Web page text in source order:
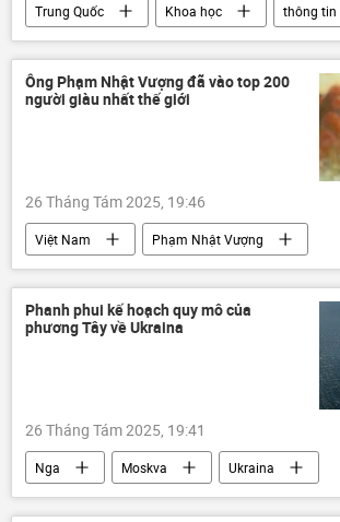
Trung Quốc Khoa học
thông tin
Thế giới
vũ trụ
Mặt trời
Trái Đất
Ông Phạm Nhật Vượng đã vào top 200
người giàu nhất thế giới
26 Tháng Tám 2025, 19:46
Việt Nam
Phạm Nhật Vượng
Kinh doanh
Vincom
Vinhomes
Vingroup
Vietcombank
tài sản
Kinh tế
tỷ phú
Phanh phui kế hoạch quy mô của
phương Tây về Ukraina
26 Tháng Tám 2025, 19:41
Nga Moskva
Ukraina
Vladimir Zelensky
Thế giới